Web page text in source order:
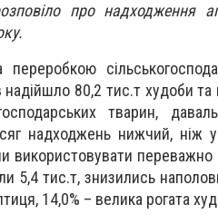
про надходження
надійшло 80,2 тис.т худоби та
тварин,
надходжень нижчий, ніж у
використовувати переважно
5,4 тис.т, знизились
14,0% – велика рогата